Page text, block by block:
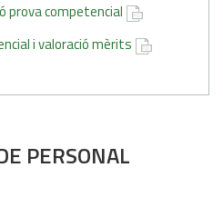
PERSONAL
prova competencial
i valoració mèrits